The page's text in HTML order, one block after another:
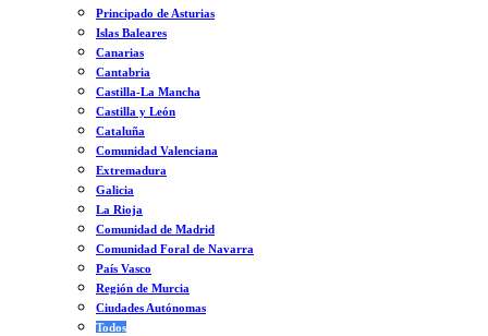
Principado de Asturias
Islas Baleares
Canarias
Cantabria
Castilla-La Mancha
Castilla y León
Cataluña
Comunidad Valenciana
Extremadura
Galicia
La Rioja
Comunidad de Madrid
Comunidad Foral de Navarra
País Vasco
Región de Murcia
Ciudades Autónomas
Todos